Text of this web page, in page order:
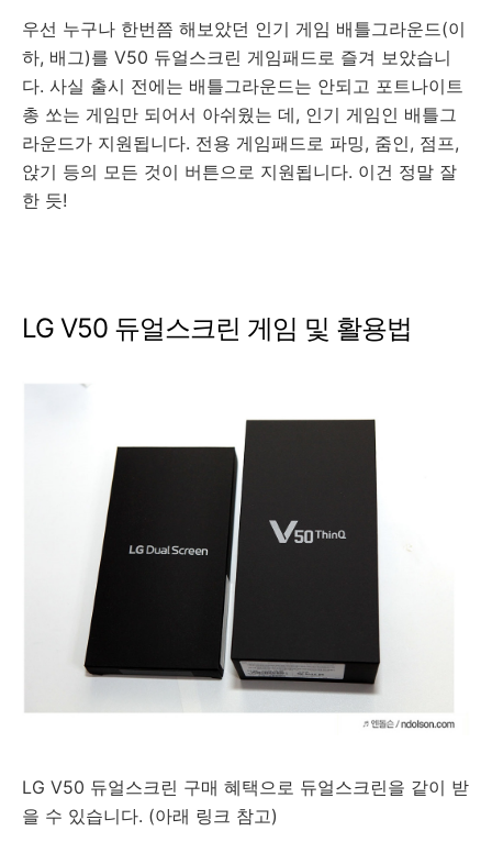
우선 누구나 한번쯤 해보았던 인기 게임 배틀그라운드(이
하, 배그)를 V50 듀얼스크린 게임패드로 즐겨 보았습니
다. 사실 출시 전에는 배틀그라운드는 안되고 포트나이트
총 쏘는 게임만 되어서 아쉬웠는 데, 인기 게임인 배틀그
라운드가 지원됩니다. 전용 게임패드로 파밍, 줌인, 점프,
앉기 등의 모든 것이 버튼으로 지원됩니다. 이건 정말 잘
한 듯!
LG V50 듀얼스크린 게임 및 활용법
LG V50 듀얼스크린 구매 혜택으로 듀얼스크린을 같이 받
을 수 있습니다. (아래 링크 참고)